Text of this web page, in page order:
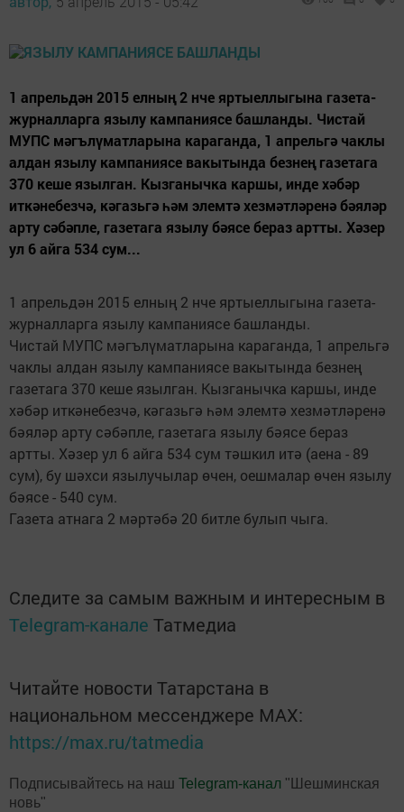
1 апрельдән 2015 елның 2 нче яртыеллыгына газета-
журналларга язылу кампаниясе башланды. Чистай
МУПС мәгълүматларына караганда, 1 апрельгә чаклы
алдан язылу кампаниясе вакытында безнең газетага
370 кеше язылган. Кызганычка каршы, инде хәбәр
иткәнебезчә, кәгазьгә һәм элемтә хезмәтләренә бәяләр
арту сәбәпле, газетага язылу бәясе бераз артты. Хәзер
ул 6 айга 534 сум...
1 апрельдән 2015 елның 2 нче яртыеллыгына газета-
журналларга язылу кампаниясе башланды.
Чистай МУПС мәгълүматларына караганда, 1 апрельгә
чаклы алдан язылу кампаниясе вакытында безнең
газетага 370 кеше язылган. Кызганычка каршы, инде
хәбәр иткәнебезчә, кәгазьгә һәм элемтә хезмәтләренә
бәяләр арту сәбәпле, газетага язылу бәясе бераз
артты. Хәзер ул 6 айга 534 сум тәшкил итә (аена - 89
сум), бу шәхси язылучылар өчен, оешмалар өчен язылу
бәясе - 540 сум.
Газета атнага 2 мәртәбә 20 битле булып чыга.
Следите за самым важным и интересным в
Telegram-канале Татмедиа
Читайте новости Татарстана в
национальном мессенджере MАХ:
https://max.ru/tatmedia
Подписывайтесь на наш Telegram-канал "Шешминская
новь"